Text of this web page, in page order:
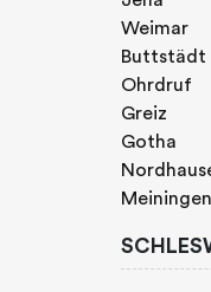
Weimar
Buttstädt
Ohrdruf
Greiz
Gotha
Meiningen